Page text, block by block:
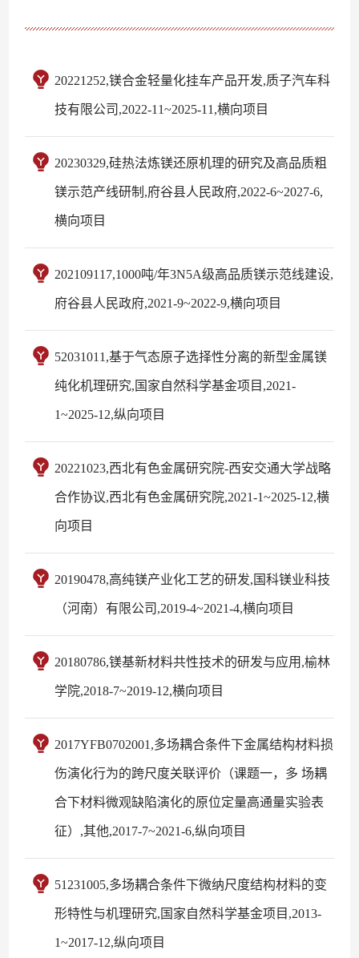
20221252,镁合金轻量化挂车产品开发,质子汽车科
技有限公司,2022-11~2025-11,横向项目
20230329,硅热法炼镁还原机理的研究及高品质粗
镁示范产线研制,府谷县人民政府,2022-6~2027-6,
横向项目
202109117,1000吨/年3N5A级高品质镁示范线建设,
府谷县人民政府,2021-9~2022-9,横向项目
52031011,基于气态原子选择性分离的新型金属镁
纯化机理研究,国家自然科学基金项目,2021-
1~2025-12,纵向项目
20221023,西北有色金属研究院-西安交通大学战略
合作协议,西北有色金属研究院,2021-1~2025-12,横
向项目
20190478,高纯镁产业化工艺的研发,国科镁业科技
（河南）有限公司,2019-4~2021-4,横向项目
20180786,镁基新材料共性技术的研发与应用,榆林
学院,2018-7~2019-12,横向项目
2017YFB0702001,多场耦合条件下金属结构材料损
伤演化行为的跨尺度关联评价（课题一，多 场耦
合下材料微观缺陷演化的原位定量高通量实验表
征）,其他,2017-7~2021-6,纵向项目
51231005,多场耦合条件下微纳尺度结构材料的变
形特性与机理研究,国家自然科学基金项目,2013-
1~2017-12,纵向项目